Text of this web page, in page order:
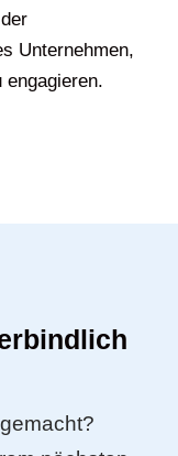
Unternehmen,